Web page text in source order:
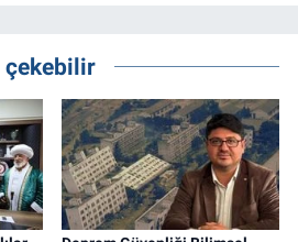
çekebilir